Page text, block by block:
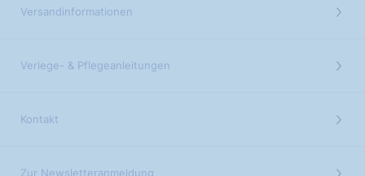
Versandinformationen
Verlege- & Pflegeanleitungen
Kontakt
Zur Newsletteranmeldung